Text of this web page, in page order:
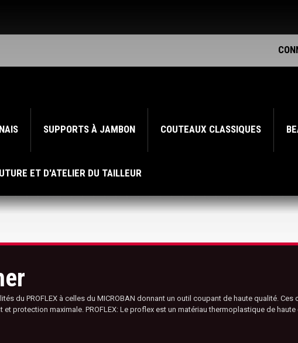
SUPPORTS À JAMBON COUTEAUX CLASSIQUES
ET D'ATELIER DU TAILLEUR
du PROFLEX à celles du MICROBAN donnant un outil coupant de haute qualité.
protection maximale. PROFLEX: Le proflex est un matériau thermoplastique de